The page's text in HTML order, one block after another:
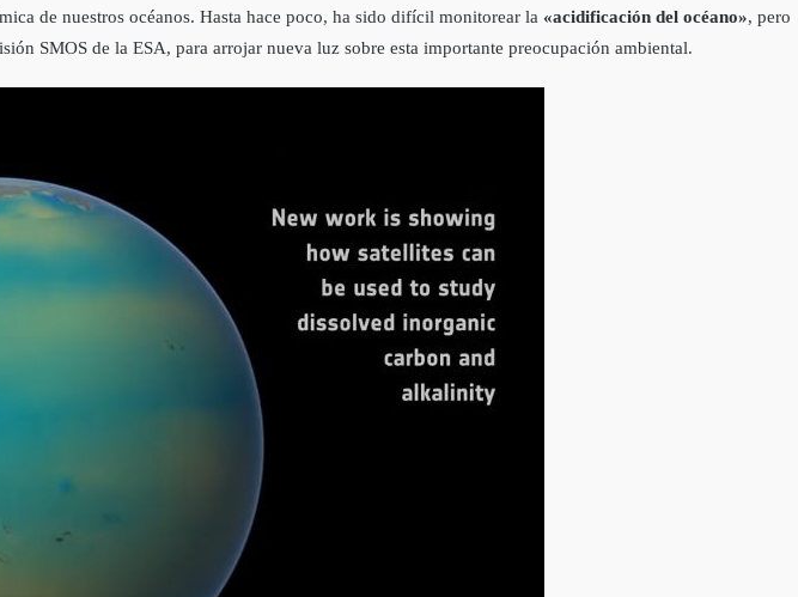
de nuestros océanos. Hasta hace poco, ha sido difícil monitorear la «acidificación del océano», pero
SMOS de la ESA, para arrojar nueva luz sobre esta importante preocupación ambiental.